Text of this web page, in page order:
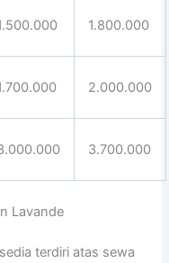
1.800.000
2.000.000
3.700.000
Lavande
terdiri atas sewa